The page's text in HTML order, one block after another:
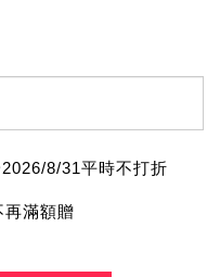
8/31平時不打折
滿額贈